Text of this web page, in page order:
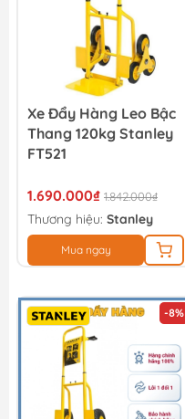
Xe Đẩy Hàng Leo Bậc
Thang 120kg Stanley
FT521
1.690.000₫ 1.842.000₫
Thương hiệu: Stanley
Mua ngay
-8%